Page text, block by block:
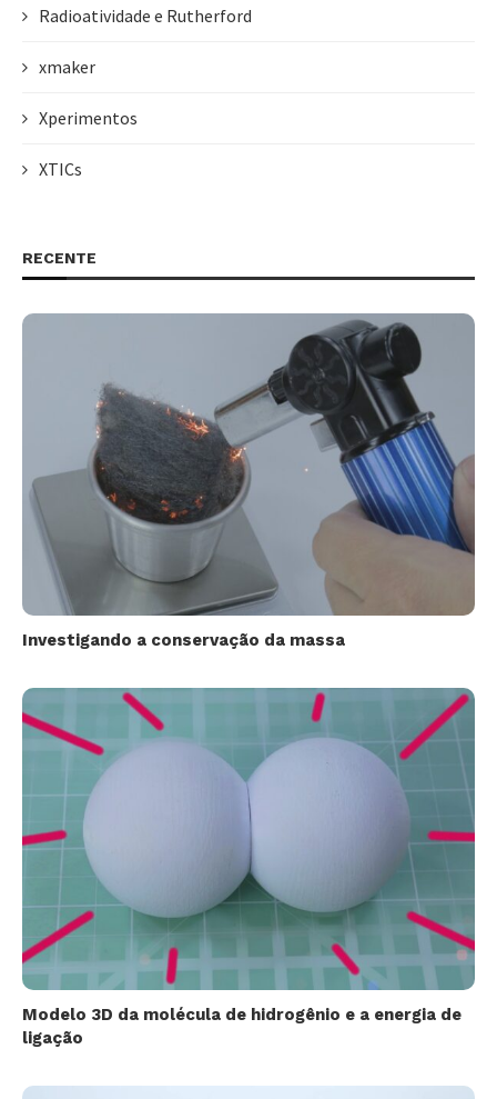
Radioatividade e Rutherford
xmaker
Xperimentos
XTICs
RECENTE
Investigando a conservação da massa
Modelo 3D da molécula de hidrogênio e a energia de
ligação